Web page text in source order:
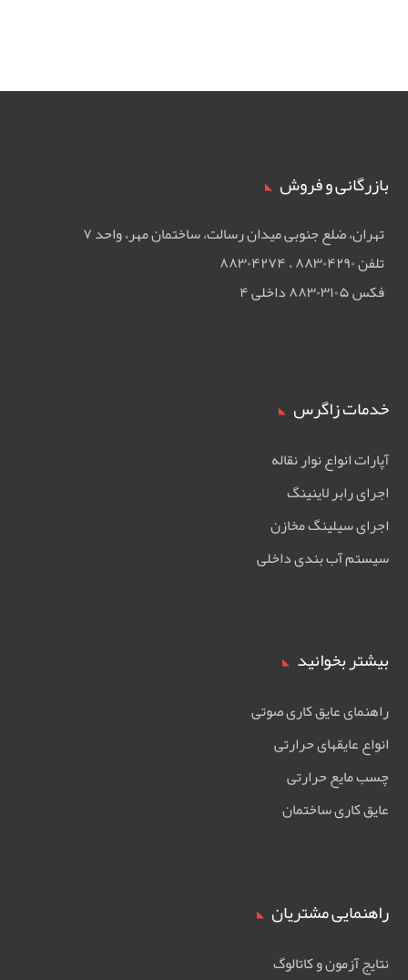
بازرگانی و فروش
تهران، ضلع جنوبی ميدان رسالت، ساختمان مهر، واحد ۷
تلفن ۸۸۳۰۴۲۹۰ ، ۸۸۳۰۴۲۷۴
فکس ۸۸۳۰۳۱۰۵ داخلی ۴
خدمات زاگرس
آپارات انواع نوار نقاله
اجرای رابر لاینینگ
اجرای سیلینگ مخازن
سیستم آب بندی داخلی
بیشتر بخوانید
راهنمای عایق کاری صوتی
انواع عایقهای حرارتی
چسب مایع حرارتی
عایق کاری ساختمان
راهنمایی مشتریان
نتایج آزمون و کاتالوگ